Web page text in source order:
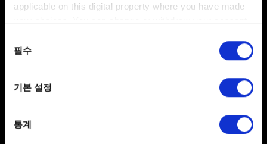
applicable on this digital property where you have made
your choices. You can change or withdraw your consent
the Privacy trigger icon.
Collect information about your geographical
Identify your device by actively scanning it for
선택
필수
기본 설정
통계
도움이 필요하신가요?